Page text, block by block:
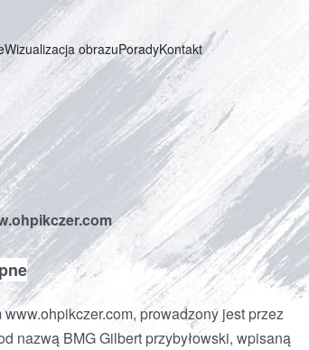
Wizualizacja obrazuPoradyKontakt
prowadzony jest przez
nazwą BMG Gilbert przybyłowski, wpisaną